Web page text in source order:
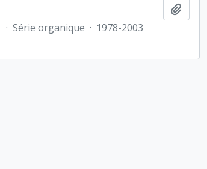
· Série organique · 1978-2003